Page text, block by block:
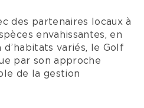
des partenaires locaux à
envahissantes, en
variés, le Golf
par son approche
de la gestion